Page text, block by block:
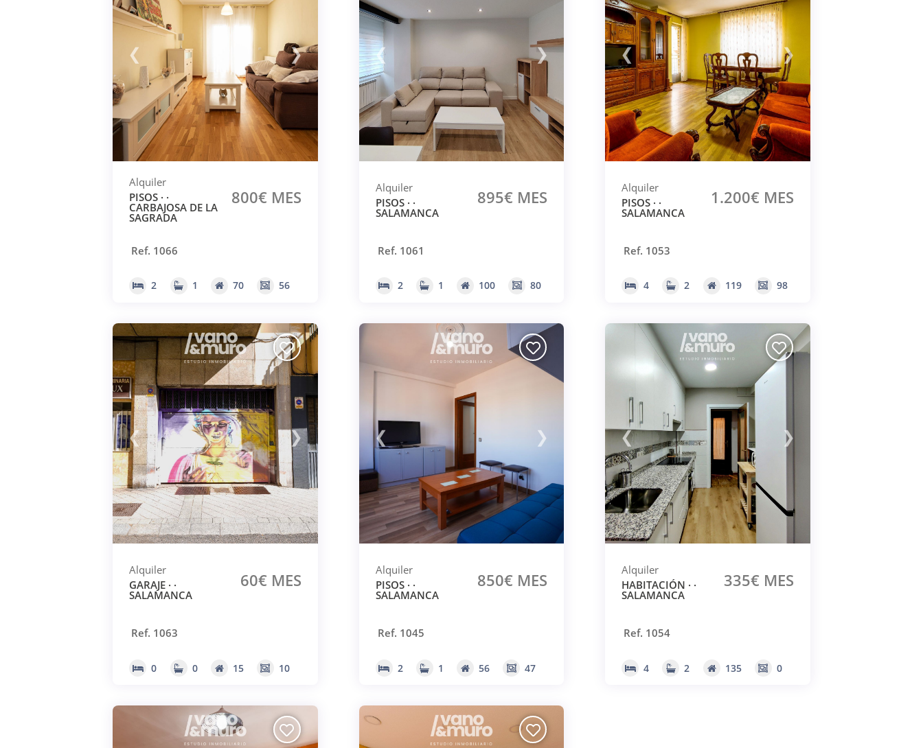
❮ ❯
Alquiler
PISOS · ·
CARBAJOSA DE LA
SAGRADA
800€ MES
Ref. 1066
2 1 70 56
❮ ❯
Alquiler
PISOS · ·
SALAMANCA
895€ MES
Ref. 1061
2 1 100 80
❮ ❯
Alquiler
PISOS · ·
SALAMANCA
1.200€ MES
Ref. 1053
4 2 119 98
❮ ❯
Alquiler
GARAJE · ·
SALAMANCA
60€ MES
Ref. 1063
0 0 15 10
❮ ❯
Alquiler
PISOS · ·
SALAMANCA
850€ MES
Ref. 1045
2 1 56 47
❮ ❯
Alquiler
HABITACIÓN · ·
SALAMANCA
335€ MES
Ref. 1054
4 2 135 0